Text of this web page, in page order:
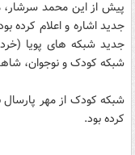
پیش از این محمد
جدید اشاره و اعلام کرده
جدید شبکه های پویا
شبکه کودک و نوجوان،
شبکه کودک از مهر
کرده بود.